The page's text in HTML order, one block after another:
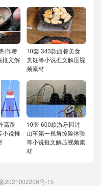
作奢
推文解
10套 343款西餐美食
烹饪等小说推文解压视
频素材
高跟
小说推
10套 600款游乐园过
山车第一视角惊险体验
等小说推文解压视频素
材
2021002206号-15